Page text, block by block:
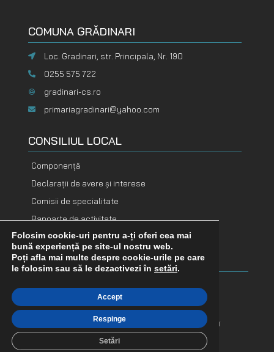
COMUNA GRĂDINARI
Loc. Gradinari, str. Principala, Nr. 190
0255 575 722
gradinari-cs.ro
primariagradinari@yahoo.com
CONSILIUL LOCAL
Componență
Declarații de avere și interese
Comisii de specialitate
Rapoarte de activitate
DOCUMENTE
FINANCIARE
Buget
Bilanț contabil
Execuție bugetară
Indicatori financiari
DOCUMENTE
ADOPTATE
Hotărâri consiliu
Dispoziții primar
Proiecte de hotărâri
Procese verbale
Folosim cookie-uri pentru a-ți oferi cea mai
bună experiență pe site-ul nostru web.
Poți afla mai multe despre cookie-urile pe care
le folosim sau să le dezactivezi în setări.
Accept
Respinge
Setări